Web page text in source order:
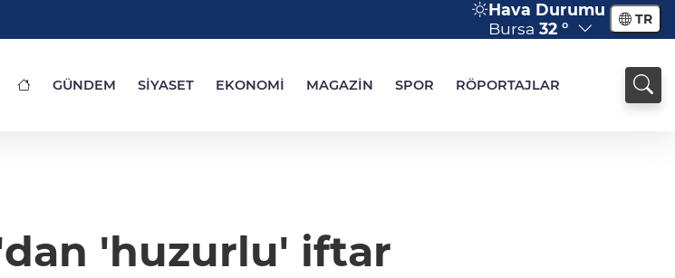
Hava Durumu
Bursa 32 ° TR
GÜNDEM SİYASET EKONOMİ MAGAZİN SPOR RÖPORTAJLAR
'huzurlu' iftar